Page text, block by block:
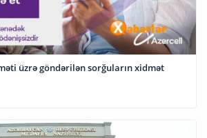
üzrə göndərilən sorğuların xidmət